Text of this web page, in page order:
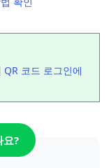
QR 코드 로그인에
요?